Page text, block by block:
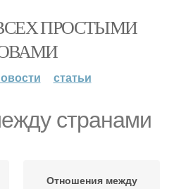
ПРОСТЫМИ
статьи
странами
Отношения между